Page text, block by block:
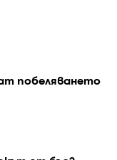
побеляването